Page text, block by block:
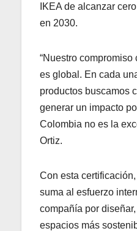
IKEA de alcanzar
en 2030.
“Nuestro
es global. En cada
productos buscamos
generar un impacto
Colombia no es la
Ortiz.
Con esta
suma al esfuerzo
compañía por
espacios más